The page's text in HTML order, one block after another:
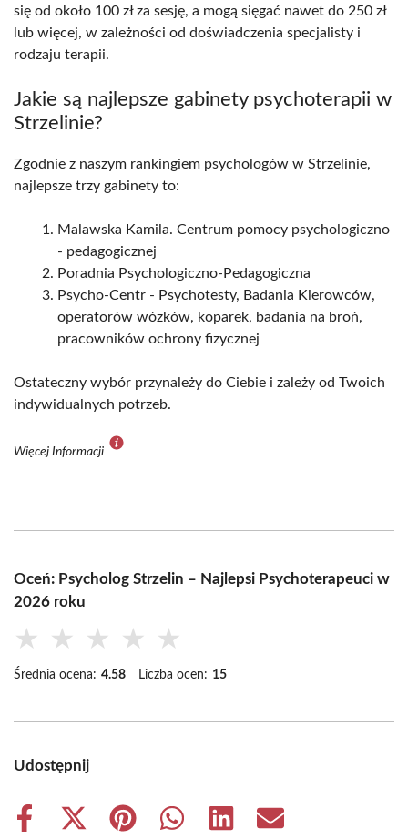
się od około 100 zł za sesję, a mogą sięgać nawet do 250 zł
lub więcej, w zależności od doświadczenia specjalisty i
rodzaju terapii.
Jakie są najlepsze gabinety psychoterapii w
Strzelinie?
Zgodnie z naszym rankingiem psychologów w Strzelinie,
najlepsze trzy gabinety to:
Malawska Kamila. Centrum pomocy psychologiczno
- pedagogicznej
Poradnia Psychologiczno-Pedagogiczna
Psycho-Centr - Psychotesty, Badania Kierowców,
operatorów wózków, koparek, badania na broń,
pracowników ochrony fizycznej
Ostateczny wybór przynależy do Ciebie i zależy od Twoich
indywidualnych potrzeb.
Więcej Informacji
Oceń: Psycholog Strzelin – Najlepsi Psychoterapeuci w
2026 roku
★ ★ ★ ★ ★
Średnia ocena: 4.58 Liczba ocen: 15
Udostępnij
Share
Share
Share
Share
Share
Share